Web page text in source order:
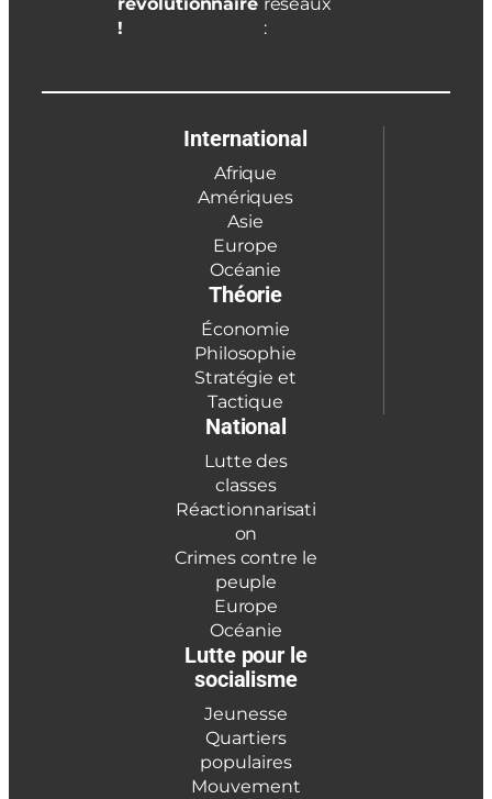
révolutionnaire
!
réseaux
:
International
Afrique
Amériques
Asie
Europe
Océanie
Théorie
Économie
Philosophie
Stratégie et
Tactique
National
Lutte des
classes
Réactionnarisati
on
Crimes contre le
peuple
Europe
Océanie
Lutte pour le
socialisme
Jeunesse
Quartiers
populaires
Mouvement